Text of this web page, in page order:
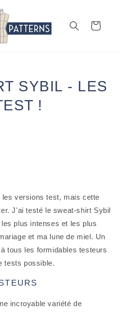
Panier
SYBIL - LES
!
versions test, mais cette
J'ai testé le sweat-shirt Sybil
plus intenses et les plus
et ma lune de miel. Un
tous les formidables testeurs
tests possible.
incroyable variété de